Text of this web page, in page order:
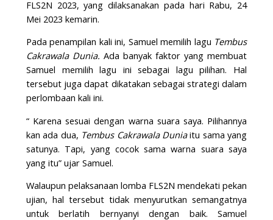
FLS2N 2023, yang dilaksanakan pada hari Rabu, 24
Mei 2023 kemarin.
Pada penampilan kali ini, Samuel memilih lagu Tembus
Cakrawala Dunia. Ada banyak faktor yang membuat
Samuel memilih lagu ini sebagai lagu pilihan. Hal
tersebut juga dapat dikatakan sebagai strategi dalam
perlombaan kali ini.
“ Karena sesuai dengan warna suara saya. Pilihannya
kan ada dua, Tembus Cakrawala Duniaitu sama yang
satunya. Tapi, yang cocok sama warna suara saya
yang itu” ujar Samuel.
Walaupun pelaksanaan lomba FLS2N mendekati pekan
ujian, hal tersebut tidak menyurutkan semangatnya
untuk berlatih bernyanyi dengan baik. Samuel